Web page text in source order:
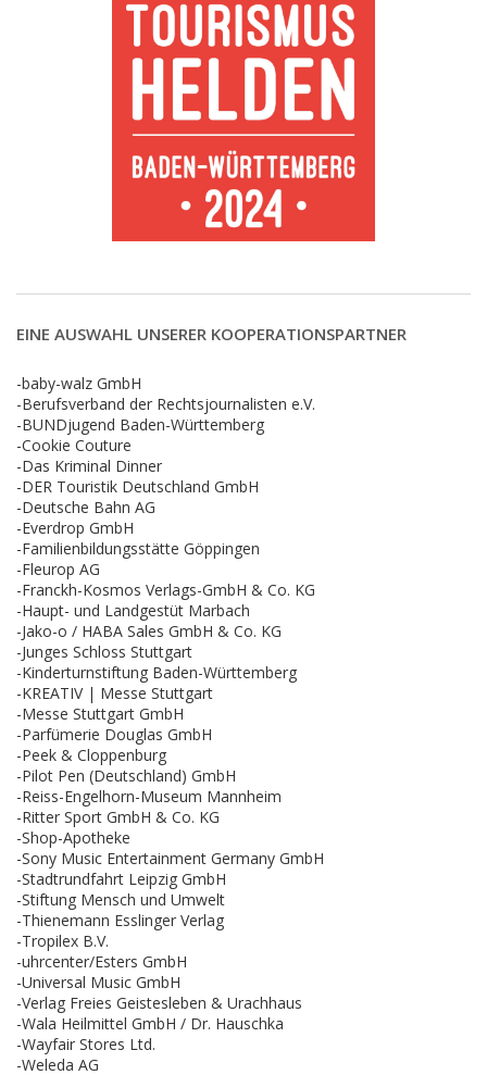
EINE AUSWAHL UNSERER KOOPERATIONSPARTNER
-baby-walz GmbH
-Berufsverband der Rechtsjournalisten e.V.
-BUNDjugend Baden-Württemberg
-Cookie Couture
-Das Kriminal Dinner
-DER Touristik Deutschland GmbH
-Deutsche Bahn AG
-Everdrop GmbH
-Familienbildungsstätte Göppingen
-Fleurop AG
-Franckh-Kosmos Verlags-GmbH & Co. KG
-Haupt- und Landgestüt Marbach
-Jako-o / HABA Sales GmbH & Co. KG
-Junges Schloss Stuttgart
-Kinderturnstiftung Baden-Württemberg
-KREATIV | Messe Stuttgart
-Messe Stuttgart GmbH
-Parfümerie Douglas GmbH
-Peek & Cloppenburg
-Pilot Pen (Deutschland) GmbH
-Reiss-Engelhorn-Museum Mannheim
-Ritter Sport GmbH & Co. KG
-Shop-Apotheke
-Sony Music Entertainment Germany GmbH
-Stadtrundfahrt Leipzig GmbH
-Stiftung Mensch und Umwelt
-Thienemann Esslinger Verlag
-Tropilex B.V.
-uhrcenter/Esters GmbH
-Universal Music GmbH
-Verlag Freies Geistesleben & Urachhaus
-Wala Heilmittel GmbH / Dr. Hauschka
-Wayfair Stores Ltd.
-Weleda AG